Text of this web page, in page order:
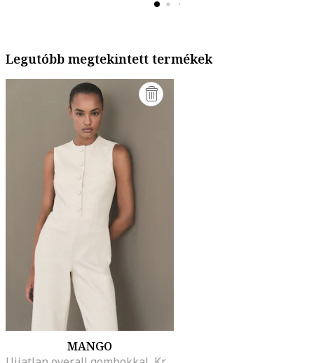
Legutóbb megtekintett termékek
MANGO